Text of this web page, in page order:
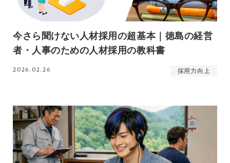
今さら聞けない人材採用の超基本｜徳島の経営
者・人事のための人材採用の教科書
2026.02.26 採用力向上